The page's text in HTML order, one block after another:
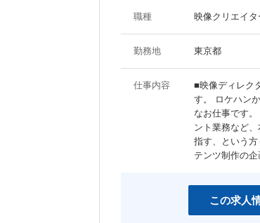
職種 映像クリエイタ
勤務地 東京都
仕事内容
■映像ディレク
す。 ロケハン
なお仕事です
ント業務など
指す、という
テンツ制作の
この求人